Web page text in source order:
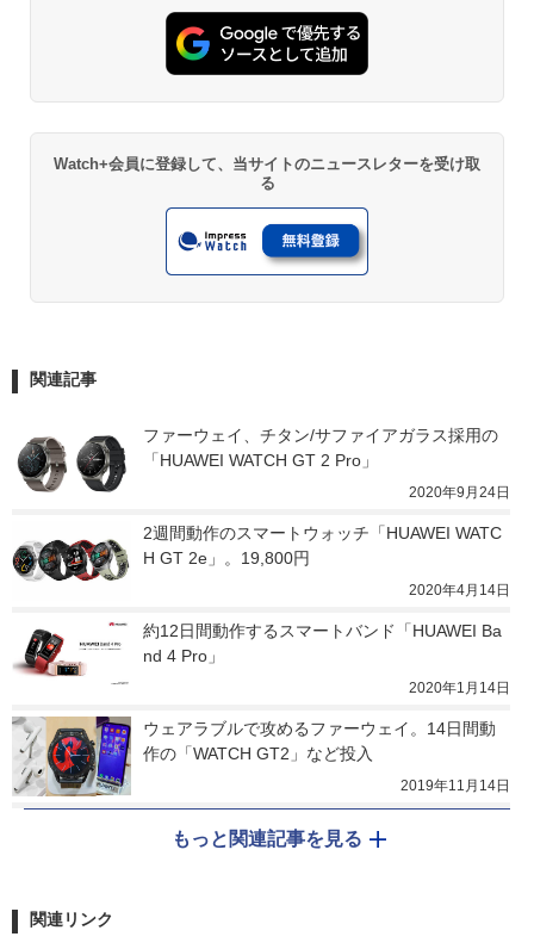
Watch+会員に登録して、当サイトのニュースレターを受け取
る
関連記事
ファーウェイ、チタン/サファイアガラス採用の
「HUAWEI WATCH GT 2 Pro」
2020年9月24日
2週間動作のスマートウォッチ「HUAWEI WATC
H GT 2e」。19,800円
2020年4月14日
約12日間動作するスマートバンド「HUAWEI Ba
nd 4 Pro」
2020年1月14日
ウェアラブルで攻めるファーウェイ。14日間動
作の「WATCH GT2」など投入
2019年11月14日
もっと関連記事を見る
関連リンク